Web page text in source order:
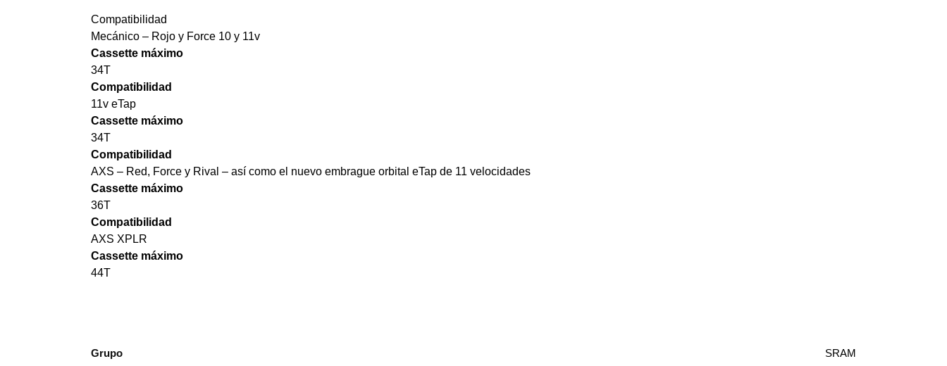
Compatibilidad
Mecánico – Rojo y Force 10 y 11v
Cassette máximo
34T
Compatibilidad
11v eTap
Cassette máximo
34T
Compatibilidad
AXS – Red, Force y Rival – así como el nuevo embrague orbital eTap de 11 velocidades
Cassette máximo
36T
Compatibilidad
AXS XPLR
Cassette máximo
44T
Grupo SRAM